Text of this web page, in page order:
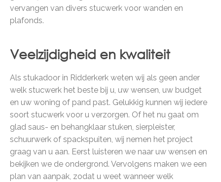
vervangen van divers stucwerk voor wanden en
plafonds.
Veelzijdigheid en kwaliteit
Als stukadoor in Ridderkerk weten wij als geen ander
welk stucwerk het beste bij u, uw wensen, uw budget
en uw woning of pand past. Gelukkig kunnen wij iedere
soort stucwerk voor u verzorgen. Of het nu gaat om
glad saus- en behangklaar stuken, sierpleister,
schuurwerk of spackspuiten, wij nemen het project
graag van u aan. Eerst luisteren we naar uw wensen en
bekijken we de ondergrond. Vervolgens maken we een
plan van aanpak, zodat u weet wanneer welk